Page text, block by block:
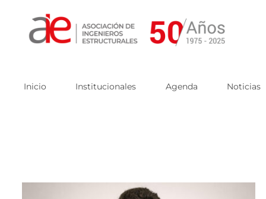
content
Inicio Institucionales Agenda Noticias